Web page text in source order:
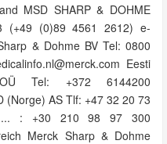
MSD SHARP & DOHME
(+49 (0)89 4561 2612) e-
& Dohme BV Tel: 0800
Eesti
Tel: +372 6144200
(Norge) AS Tlf: +47 32 20 73
..... : +30 210 98 97 300
Merck Sharp & Dohme